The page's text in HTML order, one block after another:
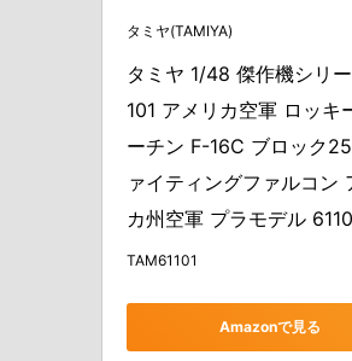
タミヤ(TAMIYA)
タミヤ 1/48 傑作機シリ
101 アメリカ空軍 ロッキ
ーチン F-16C ブロック
ァイティングファルコン
カ州空軍 プラモデル
TAM61101
Amazonで見る